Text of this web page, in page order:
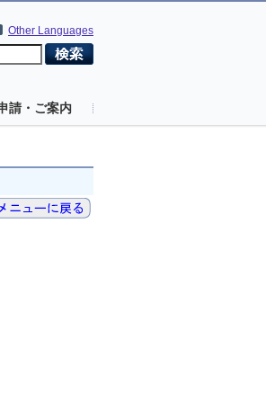
Other Languages
請・ご案内